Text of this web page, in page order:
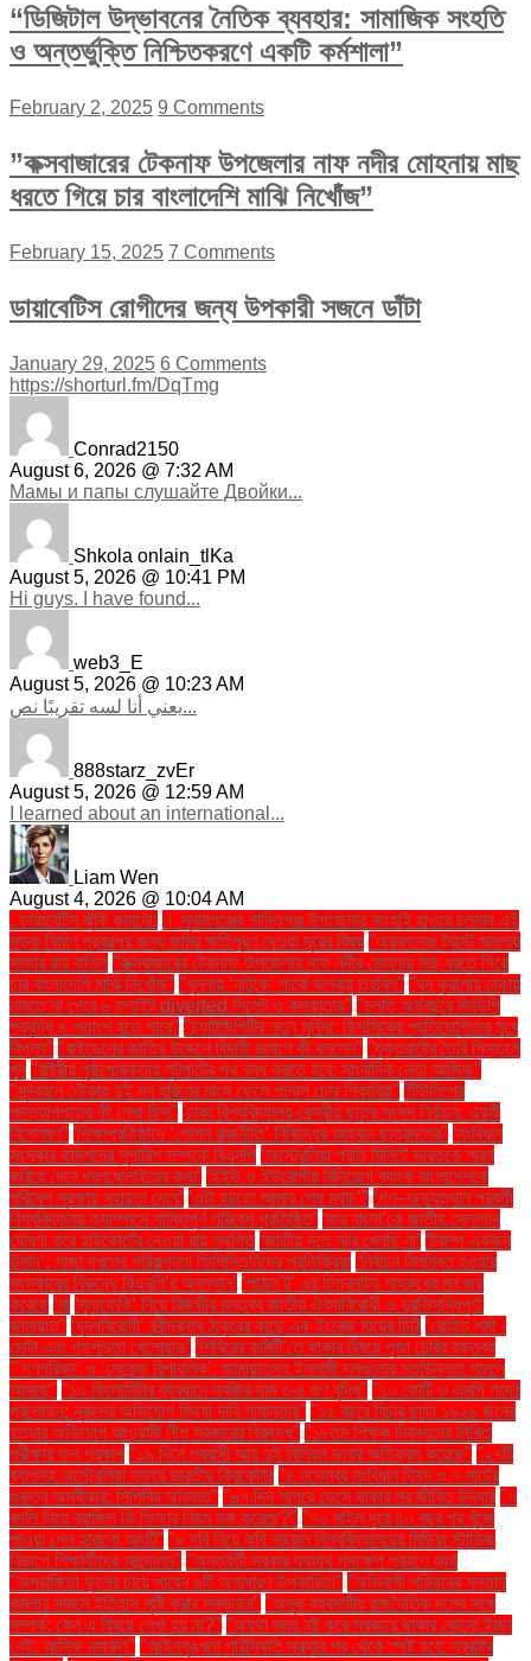
“ডিজিটাল উদ্ভাবনের নৈতিক ব্যবহার: সামাজিক সংহতি
ও অন্তর্ভুক্তি নিশ্চিতকরণে একটি কর্মশালা”
February 2, 2025 9 Comments
”কক্সবাজারের টেকনাফ উপজেলার নাফ নদীর মোহনায় মাছ
ধরতে গিয়ে চার বাংলাদেশি মাঝি নিখোঁজ”
February 15, 2025 7 Comments
ডায়াবেটিস রোগীদের জন্য উপকারী সজনে ডাঁটা
January 29, 2025 6 Comments
https://shorturl.fm/DqTmg
Conrad2150
August 6, 2026 @ 7:32 AM
Мамы и папы слушайте Двойки...
Shkola onlain_tlKa
August 5, 2026 @ 10:41 PM
Hi guys. I have found...
web3_E
August 5, 2026 @ 10:23 AM
يعني أنا لسه تقريبًا نص...
888starz_zvEr
August 5, 2026 @ 12:59 AM
I learned about an international...
Liam Wen
August 4, 2026 @ 10:04 AM
. ডায়াবেটিস ঝুঁকি কমানো:
। সুনামগঞ্জের শান্তিগঞ্জ উপজেলার সাংহাই হাওরে চলমান এই
সড়ক নির্মাণ প্রকল্পের জন্য জমির ক্ষতিপূরণ দেওয়া দূরের বিষয় ''অরফানেজ ট্রাস্ট মামলায়
সাজার রায় বাতিল ''কক্সবাজারের টেকনাফ উপজেলার নাফ নদীর মোহনায় মাছ ধরতে গিয়ে
চার বাংলাদেশি মাঝি নিখোঁজ'' ''খুলনায় ‘নাটুকে’ পার্কে জলবায়ু তহবিল'' ''ঘন কুয়াশায় ঢাকায়
নামতে না পেরে ৬ ফ্লাইট diverted সিলেট ও কলকাতায়'' ''চলতি অর্থবছরে জিডিপি
প্রবৃদ্ধি ৪ শতাংশ হতে পারে'' ''চ্যাটজিপিটির নতুন সুবিধা: ডিপসিকের প্রতিযোগিতার মুখে
বিপ্লব'' ''বাইডেনের জাতির উদ্দেশে বিদায়ী ভাষণে কী বললেন'' ''যুক্তরাষ্ট্রে তৈরি পিস্তলে
খুন ''রাষ্ট্রীয় পৃষ্ঠপোষকতায় লুটপাটের পথ বন্ধ করতে হবে: সাংবাদিক নেতা আজিজ"
''সুন্দরবনে নৌকায় দুই মণ হরিণের মাংস ফেলে পালাল চোর শিকারিরা'' 'টিউলিপের
পদত্যাগপত্রে কী লেখা ছিল'' 'ঢাকা বিশ্ববিদ্যালয় কেন্দ্রীয় ছাত্র সংসদ নির্বাচন: একটি
বিশ্লেষণ'' 'শিক্ষাপ্রতিষ্ঠানে ‘গোপন রাজনীতি’ নিষিদ্ধের আহ্বান ছাত্রদলের'' 'সংবিধান
সংস্কার কমিশনের সুপারিশ সম্পর্কে বিএনপি ‘অস্ট্রেলিয়া প্রতি মিনিটে ভারতকে স্মরণ
করিয়ে দেবে ধবলধোলাইয়ের কথা’ ‘ইইউ ও ইউরোপীয় বিনিয়োগ ব্যাংক বাংলাদেশকে
পরিবেশ সুরক্ষায় সহায়তা দেবে’ ‘এটা হয়তো আমার শেষ ম্যাচ’" ‘গণ–অভ্যুত্থান পরবর্তী
বিশ্ববিদ্যালয় ক্যাম্পাসে শান্তিপূর্ণ পরিবেশ প্রতিষ্ঠিত’ ‘জয় বাংলা’কে জাতীয় স্লোগান
ঘোষণা করে হাইকোর্টের দেওয়া রায় স্থগিত ‘জাতীয় দলে আর খেলছি না’ ‘ট্রাম্প একজন
উন্মাদ’: গাজা দখলের পরিকল্পনায় ফিলিস্তিনিদের প্রতিক্রিয়া ‘নির্বাচন বিলম্বিত হওয়ার
সংস্কারের বিরুদ্ধে বিএনপি’র অবস্থান’ ‘পাঠান টু’ এর চিত্রনাট্য শাহরুখের মন জয়
করেছে ‘মা ‘মুনাফেকি’ নিয়ে রিজভীর মন্তব্য জাতীয় ঐক্যবিরোধী ও দুরভিসন্ধিপূর্ণ:
জামায়াত" ‘যুদ্ধবিরোধী’ রবীন্দ্রনাথ ঠাকুরের কাছে এক ইংরেজ মায়ের চিঠি ‘রোহিত শর্মা -
মোটা এবং গড়পড়তা খেলোয়াড়’ ‘শিবিরের কমিটি’তে থাকার বিষয়ে পূজা চেরির বক্তব্য
"‘গণপরিষদ’ ও ‘সেকেন্ড রিপাবলিক’: জামায়াতসহ ইসলামী দলগুলোর মতভিন্নতা সামনে
আসছে" "১০ কিলোমিটার ব্যবধানে সবজির দাম ৩-৪ গুণ বৃদ্ধি" "১০ কোটি ও এমপি পদের
প্রলোভন: নুরুলের অভিযোগ মিথ্যা দাবি সামান্তার" "১৫ বছরে বিচার ছাড়া ১৯২৬ জনের
হত্যার অভিযোগ আওয়ামী লীগ সরকারের বিরুদ্ধে" "১৮তম শিক্ষক নিবন্ধনের লিখিত
পরীক্ষার ফল প্রকাশ "১৯ দিনে প্রবাসী আয় দুই বিলিয়ন ডলার অতিক্রম করেছে" "২৭টি
ব্যাগসহ অস্ট্রেলিয়া সফরে ভারতীয় ক্রিকেটার "৪ নভেম্বর সংবিধান দিবস ও ৭ মার্চের
গুরুত্ব অস্বীকার: সিপিবির অভিমত" "৬৭ দিন সাগরে ভেসে থাকার পর জীবিত উদ্ধার "৭
বদলি নিয়ে ব্রাজিল কি ফিফার নিয়ম ভঙ্গ করেছে?" "৭০ মাইল দূরে ৪০ বছর পর খুঁজে
পাওয়া গেল হারানো আংটি" "৮ দবি নিয়ে কবি নজরুল বিশ্ববিদ্যালয়ের মিডিয়া স্টাডিজ
বিভাগে শিক্ষার্থীদের আন্দোলন" "অন্তর্বর্তী সরকার যথাযথ পদক্ষেপ গ্রহণে ব্যর্থ
"অপরাজিতা ফুলের চায়ে পাবেন ৬টি অসাধারণ উপকারিতা" "অভিবাসী পরিবারের সন্তান
কমলার সামনে ইতিহাস সৃষ্টি করার সম্ভাবনা" "অমুক ব্যবসায়ীর রাজনৈতিক দলের সঙ্গে
সম্পর্ক: কেন এ বিষয়ে লেখা হয় না?" "অযথা সময় নষ্ট করে সরকারে থাকার কোনো ইচ্ছা
নেই: আসিফ নজরুল" "আইনশৃঙ্খলা পরিস্থিতি সন্ধ্যার পর থেকে স্পষ্ট হবে: স্বরাষ্ট্র